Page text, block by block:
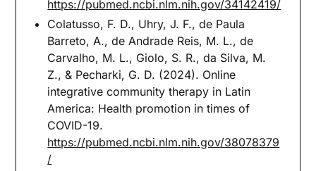
https://pubmed.ncbi.nlm.nih.gov/34142419/
Colatusso, F. D., Uhry, J. F., de Paula
Barreto, A., de Andrade Reis, M. L., de
Carvalho, M. L., Giolo, S. R., da Silva, M.
Z., & Pecharki, G. D. (2024). Online
integrative community therapy in Latin
America: Health promotion in times of
COVID-19.
https://pubmed.ncbi.nlm.nih.gov/38078379
/